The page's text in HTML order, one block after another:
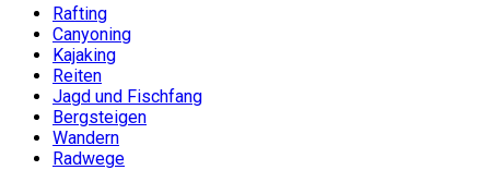
Rafting
Canyoning
Kajaking
Reiten
Jagd und Fischfang
Bergsteigen
Wandern
Radwege